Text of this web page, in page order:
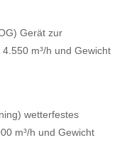
Gerät zur
m³/h und Gewicht
wetterfestes
m³/h und Gewicht